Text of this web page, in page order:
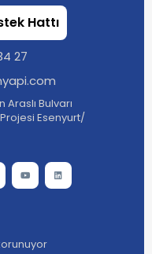
Hattı
27
Bulvarı
Esenyurt/